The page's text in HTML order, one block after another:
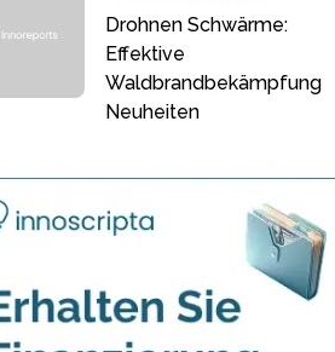
Drohnen Schwärme:
Effektive
Waldbrandbekämpfung
Neuheiten